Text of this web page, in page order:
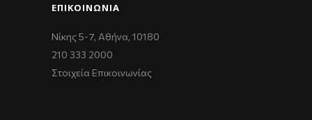
ΕΠΙΚΟΙΝΩΝΊΑ
Νίκης 5-7, Αθήνα, 10180
210 333 2000
Στοιχεία Επικοινωνίας